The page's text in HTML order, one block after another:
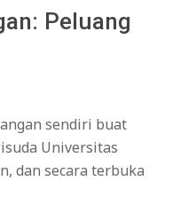
Peluang
sendiri buat
Universitas
dan secara terbuka